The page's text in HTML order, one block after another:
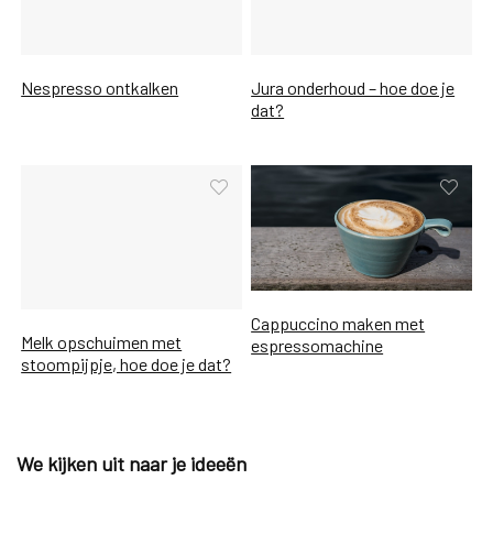
Nespresso ontkalken
Jura onderhoud – hoe doe je
dat?
Melk opschuimen met
stoompijpje, hoe doe je dat?
Cappuccino maken met
espressomachine
We kijken uit naar je ideeën